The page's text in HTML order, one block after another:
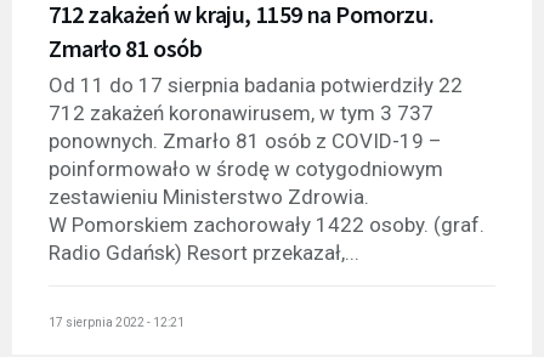
712 zakażeń w kraju, 1159 na Pomorzu.
Zmarło 81 osób
Od 11 do 17 sierpnia badania potwierdziły 22
712 zakażeń koronawirusem, w tym 3 737
ponownych. Zmarło 81 osób z COVID-19 –
poinformowało w środę w cotygodniowym
zestawieniu Ministerstwo Zdrowia.
W Pomorskiem zachorowały 1422 osoby. (graf.
Radio Gdańsk) Resort przekazał,...
17 sierpnia 2022 - 12:21